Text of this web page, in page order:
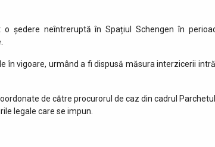
ședere neîntreruptă în Spațiul Schengen în
vigoare, urmând a fi dispusă măsura interzicerii
de către procurorul de caz din cadrul
legale care se impun.